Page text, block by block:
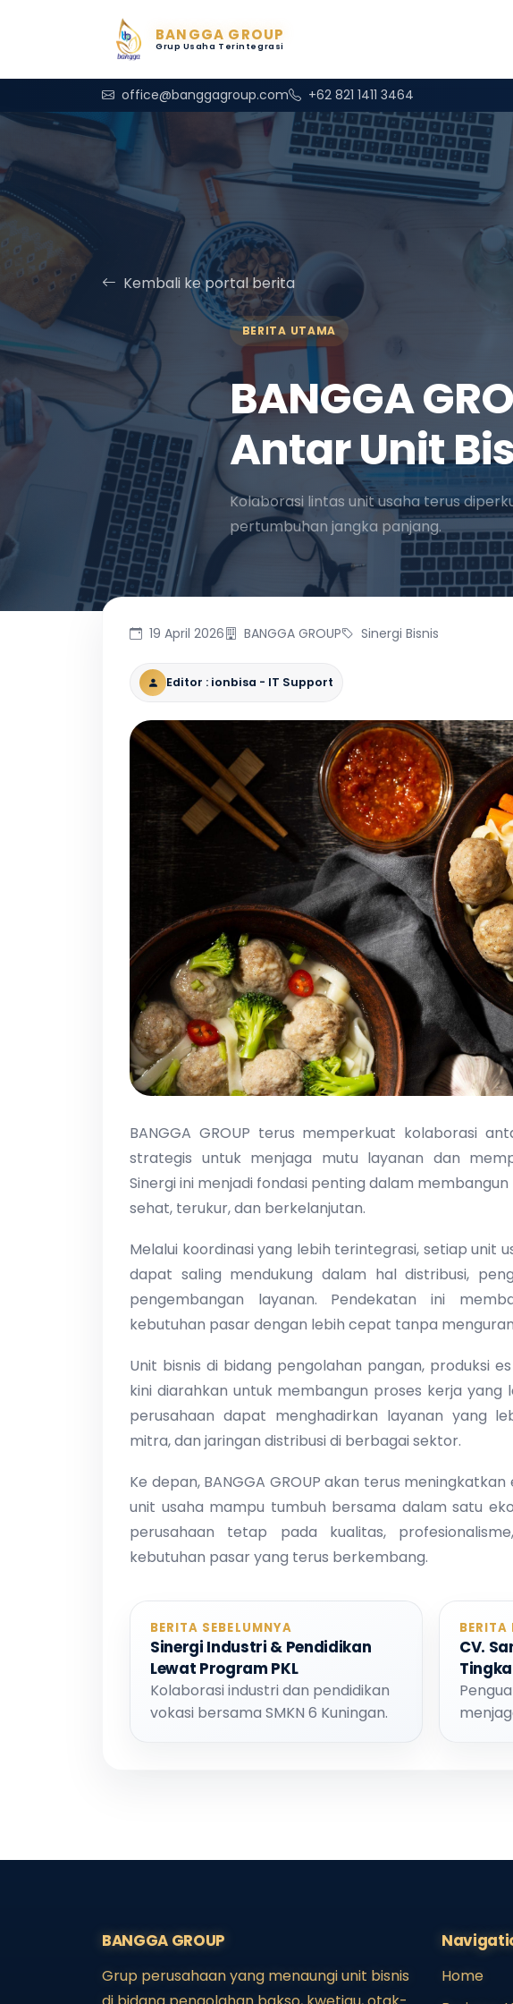
office@banggagroup.com +62 821 1411 3464
BANGGA GROUP
Grup Usaha Terintegrasi
Kembali ke portal berita
BERITA UTAMA
BANGGA
Antar Unit
Kolaborasi lintas unit usaha terus
pertumbuhan jangka panjang.
19 April 2026 BANGGA GROUP Sinergi Bisnis
Editor : ionbisa - IT Support
BANGGA GROUP terus memperkuat kolaborasi
strategis untuk menjaga mutu layanan dan
Sinergi ini menjadi fondasi penting dalam
sehat, terukur, dan berkelanjutan.
Melalui koordinasi yang lebih terintegrasi, setiap unit
dapat saling mendukung dalam hal distribusi,
pengembangan layanan. Pendekatan ini
kebutuhan pasar dengan lebih cepat tanpa
Unit bisnis di bidang pengolahan pangan, produksi
kini diarahkan untuk membangun proses kerja yang
perusahaan dapat menghadirkan layanan yang
mitra, dan jaringan distribusi di berbagai sektor.
Ke depan, BANGGA GROUP akan terus
unit usaha mampu tumbuh bersama dalam satu
perusahaan tetap pada kualitas,
kebutuhan pasar yang terus berkembang.
BERITA SEBELUMNYA
Sinergi Industri & Pendidikan
Lewat Program PKL
Kolaborasi industri dan pendidikan
vokasi bersama SMKN 6 Kuningan.
BERITA
CV.
BANGGA GROUP
Grup perusahaan yang menaungi unit bisnis
Home